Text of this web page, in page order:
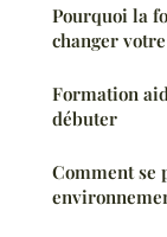
Pourquoi la
changer
Formation
débuter
Comment se